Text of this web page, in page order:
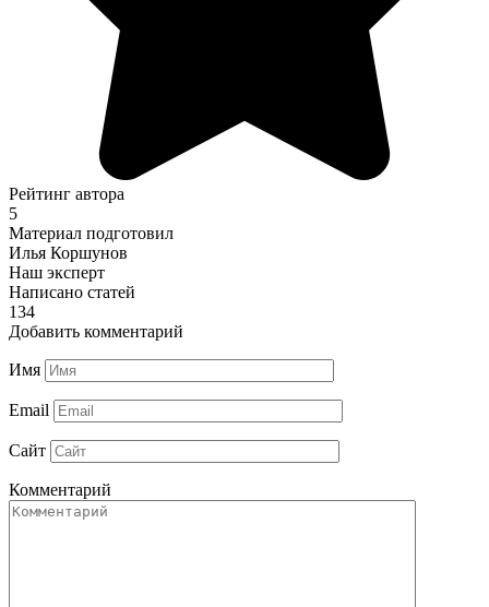
Рейтинг автора
5
Материал подготовил
Илья Коршунов
Наш эксперт
Написано статей
134
Добавить комментарий
Имя
Email
Сайт
Комментарий